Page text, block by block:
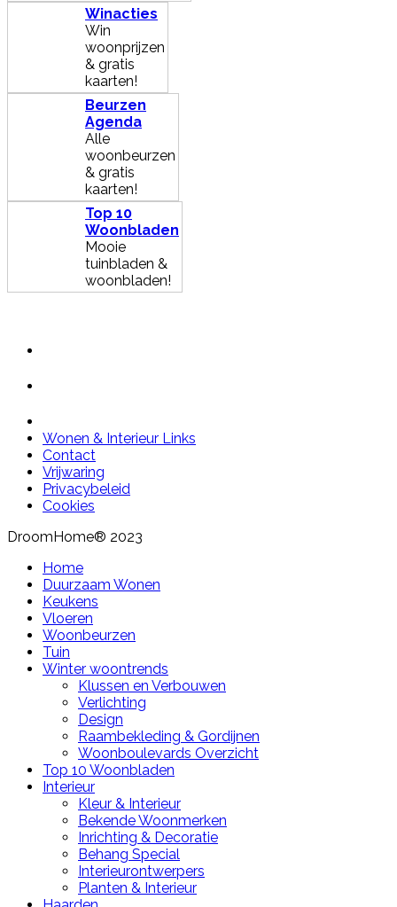
Winacties
Win
woonprijzen
& gratis
kaarten!
Beurzen
Agenda
Alle
woonbeurzen
& gratis
kaarten!
Top 10
Woonbladen
Mooie
tuinbladen &
woonbladen!
Wonen & Interieur Links
Contact
Vrijwaring
Privacybeleid
Cookies
DroomHome® 2023
Home
Duurzaam Wonen
Keukens
Vloeren
Woonbeurzen
Tuin
Winter woontrends
Klussen en Verbouwen
Verlichting
Design
Raambekleding & Gordijnen
Woonboulevards Overzicht
Top 10 Woonbladen
Interieur
Kleur & Interieur
Bekende Woonmerken
Inrichting & Decoratie
Behang Special
Interieurontwerpers
Planten & Interieur